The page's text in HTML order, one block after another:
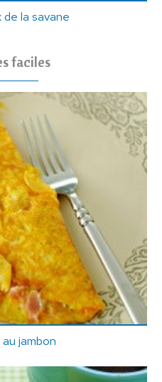
de la savane
faciles
jambon